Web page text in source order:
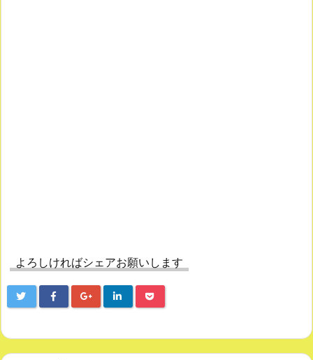
よろしければシェアお願いします